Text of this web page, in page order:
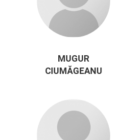
MUGUR
CIUMĂGEANU